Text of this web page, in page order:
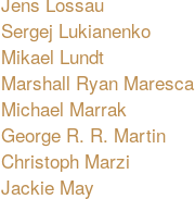
Sergej Lukianenko
Mikael Lundt
Marshall Ryan Maresca
Michael Marrak
George R. R. Martin
Christoph Marzi
Jackie May